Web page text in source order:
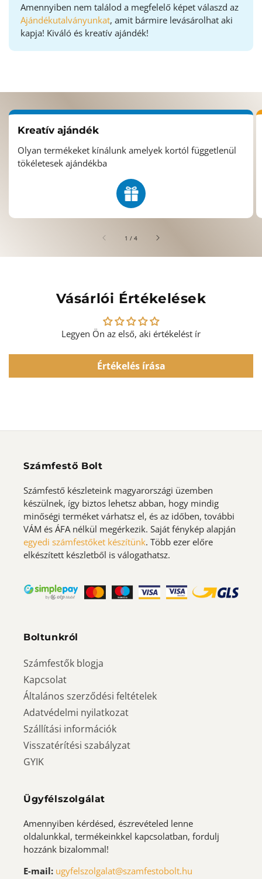
Amennyiben nem találod a megfelelő képet válaszd az
Ajándékutalványunkat, amit bármire levásárolhat aki
kapja! Kiváló és kreatív ajándék!
Kreatív ajándék
Olyan termékeket kínálunk amelyek kortól függetlenül
tökéletesek ajándékba
1 / /4
Vásárlói Értékelések
Legyen Ön az első, aki értékelést ír
Értékelés írása
Számfestő Bolt
Számfestő készleteink magyarországi üzemben
készülnek, így biztos lehetsz abban, hogy mindig
minőségi terméket várhatsz el, és az időben, további
VÁM és ÁFA nélkül megérkezik. Saját fénykép alapján
egyedi számfestőket készítünk. Több ezer előre
elkészített készletből is válogathatsz.
Boltunkról
Számfestők blogja
Kapcsolat
Általános szerződési feltételek
Adatvédelmi nyilatkozat
Szállítási információk
Visszatérítési szabályzat
GYIK
Ügyfélszolgálat
Amennyiben kérdésed, észrevételed lenne
oldalunkkal, termékeinkkel kapcsolatban, fordulj
hozzánk bizalommal!
E-mail: ugyfelszolgalat@szamfestobolt.hu